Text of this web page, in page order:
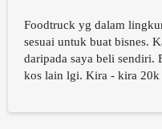
Foodtruck yg dalam
sesuai untuk buat bisnes.
daripada saya beli sendiri.
kos lain lgi. Kira - kira 20k